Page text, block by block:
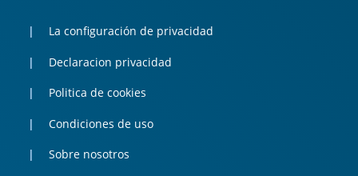
La configuración de privacidad
Declaracion privacidad
Politica de cookies
Condiciones de uso
Sobre nosotros